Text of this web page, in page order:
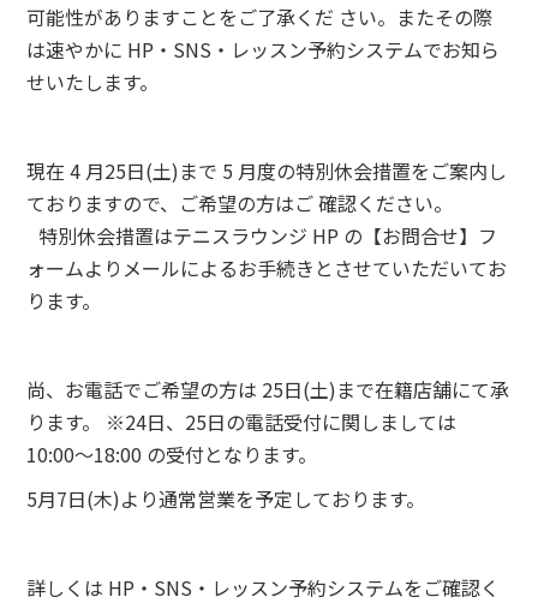
可能性がありますことをご了承くだ さい。またその際
は速やかに HP・SNS・レッスン予約システムでお知ら
せいたします。
現在 4 月25日(土)まで 5 月度の特別休会措置をご案内し
ておりますので、ご希望の方はご 確認ください。
特別休会措置はテニスラウンジ HP の【お問合せ】フ
ォームよりメールによるお手続きとさせていただいてお
ります。
尚、お電話でご希望の方は 25日(土)まで在籍店舗にて承
ります。 ※24日、25日の電話受付に関しましては
10:00〜18:00 の受付となります。
5月7日(木)より通常営業を予定しております。
詳しくは HP・SNS・レッスン予約システムをご確認く